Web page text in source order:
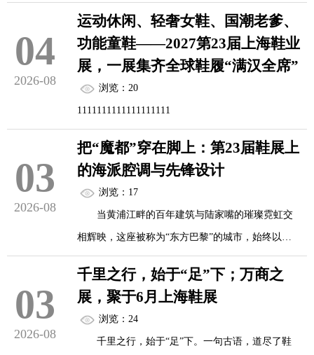
二十三载峥嵘，铸就亚洲鞋业风向标
二十三年，足以让一个婴儿长成青...
月10日至12日，第23届上海国际鞋业展览会
（SISE）将在上海新国际博览中心盛大启幕。
本届展会以50,000平方米的超级体量，汇聚超
800家海内外优质展商，正以“新鞋业、新零售、新
向“中国穿搭”跨越，以全新姿态定义下一代全球鞋
履的美学话语权。
曾几何时，中国鞋业在全球版图中更多扮演的
是“世界工厂...
04
2026-08
运动休闲、轻奢女鞋、国潮老爹、
功能童鞋——2027第23届上海鞋业
展，一展集齐全球鞋履“满汉全席”
浏览：20
1111111111111111111
03
2026-08
把“魔都”穿在脚上：第23届鞋展上
的海派腔调与先锋设计
浏览：17
当黄浦江畔的百年建筑与陆家嘴的璀璨霓虹交
相辉映，这座被称为“东方巴黎”的城市，始终以其
独特的海派腔调引领着东方的摩登风尚。2027年6月
10日至12日，第23届上海国际鞋业博览会将在上海
新国际博览中心盛大启幕。在这场汇聚超800家企
业、预计吸引6万名专业观众的亚洲鞋业风向标盛会
上，鞋履已不再仅仅是行走的工具，更化身为承载
03
2026-08
千里之行，始于“足”下；万商之
展，聚于6月上海鞋展
浏览：24
千里之行，始于“足”下。一句古语，道尽了鞋